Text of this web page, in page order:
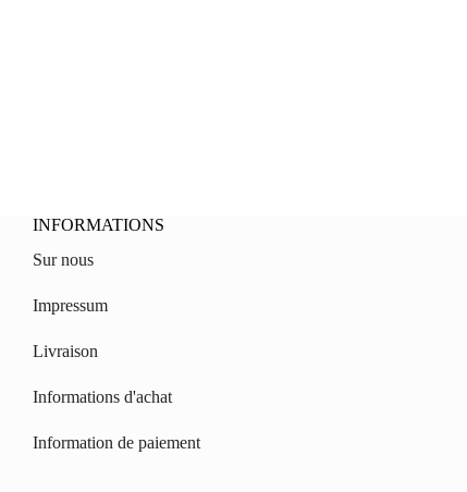
INFORMATIONS
Sur nous
Impressum
Livraison
Informations d'achat
Information de paiement